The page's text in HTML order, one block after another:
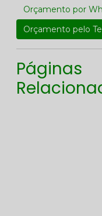
Orçamento por
Orçamento pelo
Páginas